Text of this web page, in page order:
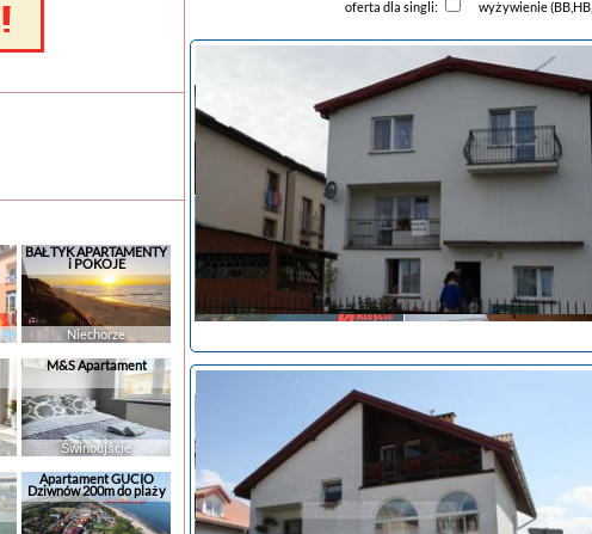
oferta dla singli:
wyżywienie
noclegi Mielno
BAŁTYK APARTAMENTY
i POKOJE
Niechorze
M&S Apartament
Świnoujście
Apartament GUCIO
Dziwnów 200m do plaży